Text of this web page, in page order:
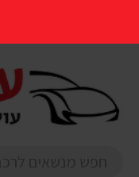
העמוד